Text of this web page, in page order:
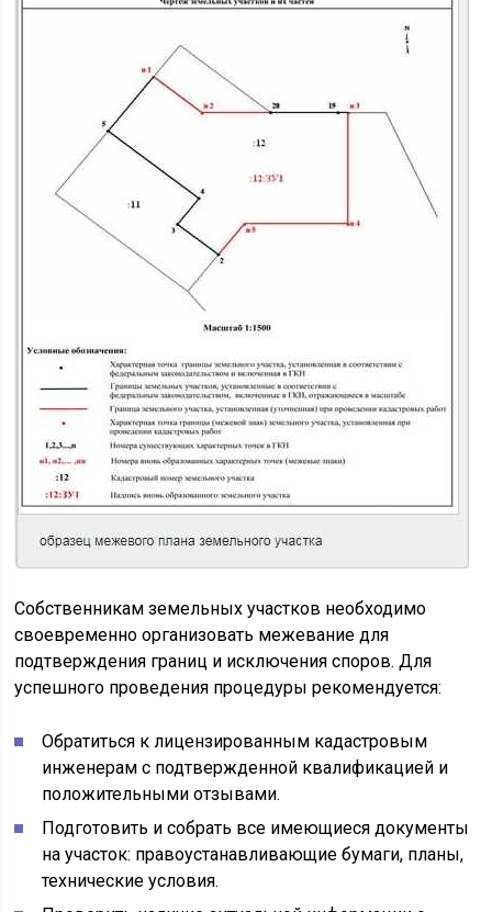
Собственникам земельных участков необходимо
своевременно организовать межевание для
подтверждения границ и исключения споров. Для
успешного проведения процедуры рекомендуется:
Обратиться к лицензированным кадастровым
инженерам с подтвержденной квалификацией и
положительными отзывами.
Подготовить и собрать все имеющиеся документы
на участок: правоустанавливающие бумаги, планы,
технические условия.